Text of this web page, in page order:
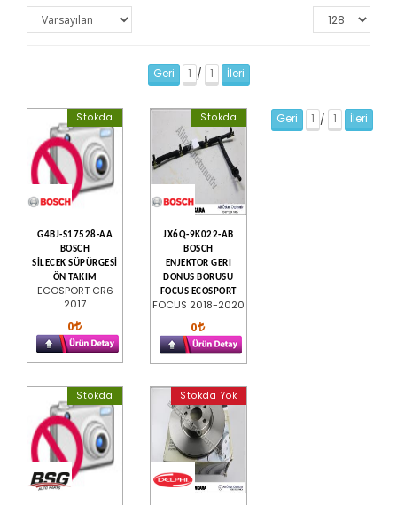
Geri 1 / 1 İleri
Stokda
G4BJ-S17528-AA
BOSCH
SİLECEK SÜPÜRGESİ
ÖN TAKIM
ECOSPORT CR6
2017
0
Stokda
JX6Q-9K022-AB
BOSCH
ENJEKTOR GERI
DONUS BORUSU
FOCUS ECOSPORT
FOCUS 2018-2020
0
Stokda Stokda Yok
Geri 1 / 1 İleri